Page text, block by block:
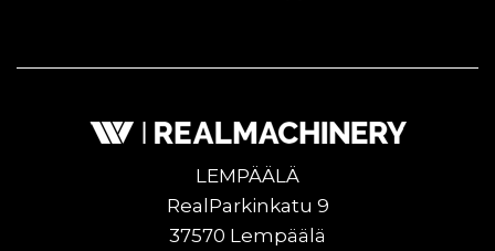
LEMPÄÄLÄ
RealParkinkatu 9
37570 Lempäälä